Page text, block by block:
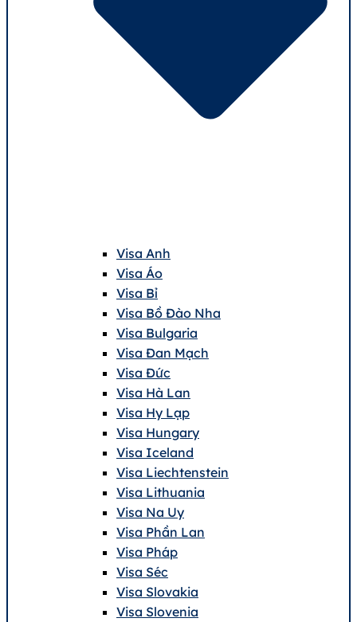
Visa Anh
Visa Áo
Visa Bỉ
Visa Bồ Đào Nha
Visa Bulgaria
Visa Đan Mạch
Visa Đức
Visa Hà Lan
Visa Hy Lạp
Visa Hungary
Visa Iceland
Visa Liechtenstein
Visa Lithuania
Visa Na Uy
Visa Phần Lan
Visa Pháp
Visa Séc
Visa Slovakia
Visa Slovenia